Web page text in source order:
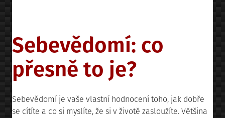
Sebevědomí: co
přesně to je?
Sebevědomí je vaše vlastní hodnocení toho, jak dobře
se cítíte a co si myslíte, že si v životě zasloužíte. Většina